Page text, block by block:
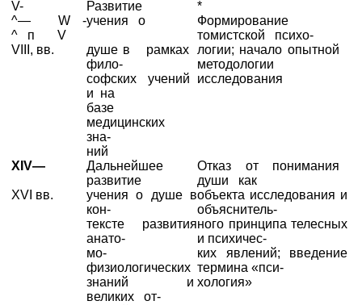
V-
^— W -
^ п V
Развитие
учения о
*
Формирование
томистской психо-
VIII, вв.
душе в рамках
фило-
логии; начало опытной
методологии
софских учений
и на
исследования
базе
медицинских
зна-
ний
XIV—
Дальнейшее
развитие
Отказ от понимания
души как
XVI вв.
учения о душе в
кон-
объекта исследования и
объяснитель-
тексте развития
анато-
ного принципа телесных
и психичес-
мо-
физиологических
ких явлений; введение
термина «пси-
знаний и
великих от-
хология»